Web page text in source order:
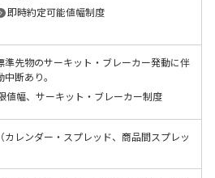
即時約定可能値幅制度
準先物のサーキット・ブレーカー発動に伴
中断あり。
値幅、サーキット・ブレーカー制度
カレンダー・スプレッド、商品間スプレッ